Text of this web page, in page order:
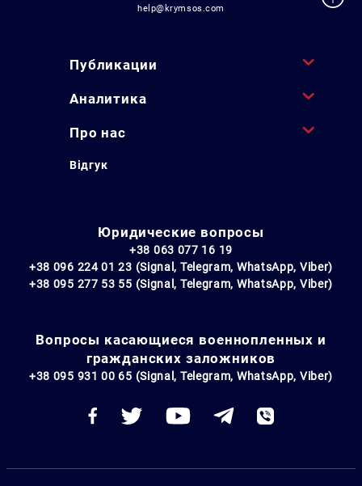
help@krymsos.com
Публикации
Аналитика
Про нас
Відгук
Юридические вопросы
+38 063 077 16 19
+38 096 224 01 23 (Signal, Telegram, WhatsApp, Viber)
+38 095 277 53 55 (Signal, Telegram, WhatsApp, Viber)
Вопросы касающиеся военнопленных и
гражданских заложников
+38 095 931 00 65 (Signal, Telegram, WhatsApp, Viber)